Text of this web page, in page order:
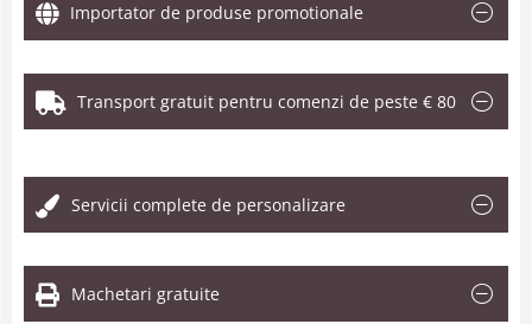
Importator de produse promotionale
Transport gratuit pentru comenzi de peste € 80
Servicii complete de personalizare
Machetari gratuite